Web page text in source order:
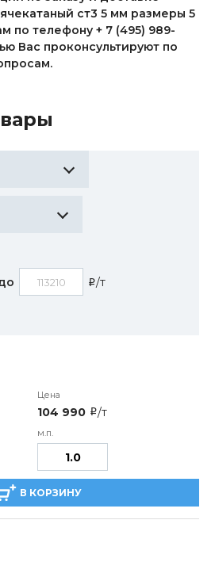
ст3 5 мм размеры 5
по телефону + 7 (495) 989-
Вас проконсультируют по
i/т
104 990 i/т
В КОРЗИНУ